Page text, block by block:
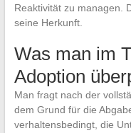
Reaktivität zu managen.
seine Herkunft.
Was man im
Adoption
Man fragt nach der
dem Grund für die
verhaltensbedingt, die